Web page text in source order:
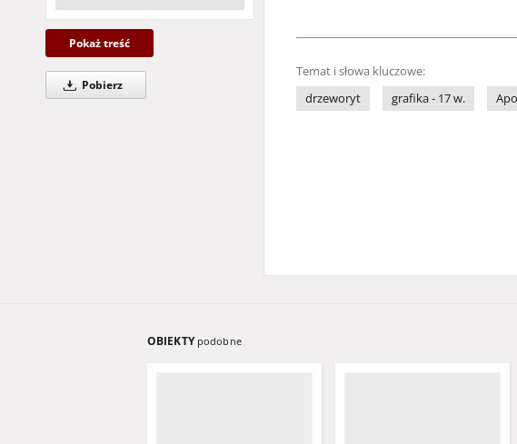
Pokaż treść
Pobierz
Temat i słowa kluczowe:
drzeworyt
grafika - 17 w.
OBIEKTY podobne